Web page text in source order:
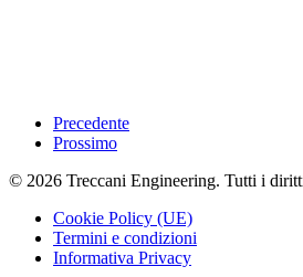
Precedente
Prossimo
© 2026 Treccani Engineering. Tutti i
Cookie Policy (UE)
Termini e condizioni
Informativa Privacy